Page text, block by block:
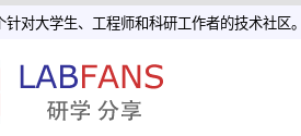
针对大学生、工程师和科研工作者的技术社区